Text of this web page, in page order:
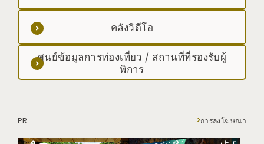
คลังวิดีโอ
ศูนย์ข้อมูลการท่องเที่ยว / สถานที่ที่รองรับผู้
พิการ
PR การลงโฆษณา